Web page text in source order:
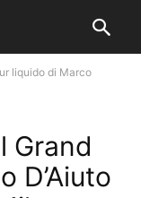
liquido di Marco
Grand
D’Aiuto